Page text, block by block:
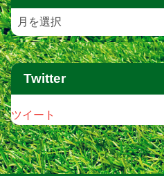
Twitter
ツイート